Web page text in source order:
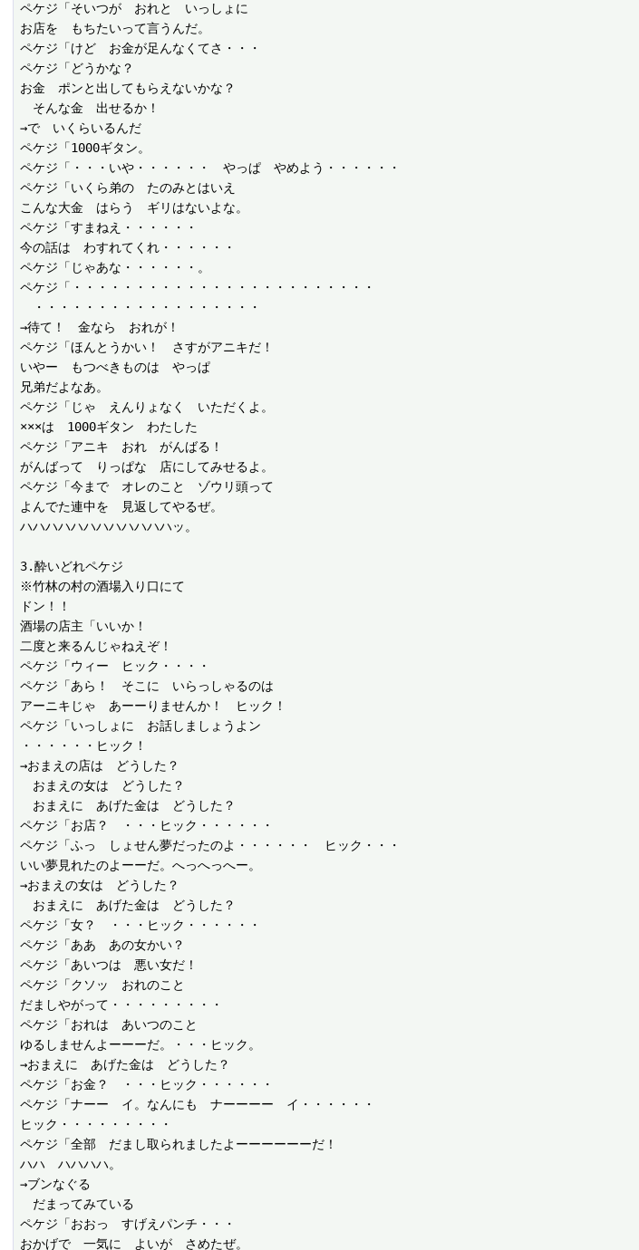
ペケジ「そいつが　おれと　いっしょに
お店を　もちたいって言うんだ。
ペケジ「けど　お金が足んなくてさ・・・
ペケジ「どうかな？
お金　ポンと出してもらえないかな？
そんな金　出せるか！
→で　いくらいるんだ
ペケジ「1000ギタン。
ペケジ「・・・いや・・・・・・　やっぱ　やめよう・・・・・・
ペケジ「いくら弟の　たのみとはいえ
こんな大金　はらう　ギリはないよな。
ペケジ「すまねえ・・・・・・
今の話は　わすれてくれ・・・・・・
ペケジ「じゃあな・・・・・・。
ペケジ「・・・・・・・・・・・・・・・・・・・・・・・・
・・・・・・・・・・・・・・・・・・
→待て！　金なら　おれが！
ペケジ「ほんとうかい！　さすがアニキだ！
いやー　もつべきものは　やっぱ
兄弟だよなあ。
ペケジ「じゃ　えんりょなく　いただくよ。
×××は　1000ギタン　わたした
ペケジ「アニキ　おれ　がんばる！
がんばって　りっぱな　店にしてみせるよ。
ペケジ「今まで　オレのこと　ゾウリ頭って
よんでた連中を　見返してやるぜ。
ハハハハハハハハハハハハッ。
3.酔いどれペケジ
※竹林の村の酒場入り口にて
ドン！！
酒場の店主「いいか！
二度と来るんじゃねえぞ！
ペケジ「ウィー　ヒック・・・・
ペケジ「あら！　そこに　いらっしゃるのは
アーニキじゃ　あーーりませんか！　ヒック！
ペケジ「いっしょに　お話しましょうよン
・・・・・・ヒック！
→おまえの店は　どうした？
おまえの女は　どうした？
おまえに　あげた金は　どうした？
ペケジ「お店？　・・・ヒック・・・・・・
ペケジ「ふっ　しょせん夢だったのよ・・・・・・　ヒック・・・
いい夢見れたのよーーだ。へっへっへー。
→おまえの女は　どうした？
おまえに　あげた金は　どうした？
ペケジ「女？　・・・ヒック・・・・・・
ペケジ「ああ　あの女かい？
ペケジ「あいつは　悪い女だ！
ペケジ「クソッ　おれのこと
だましやがって・・・・・・・・・
ペケジ「おれは　あいつのこと
ゆるしませんよーーーだ。・・・ヒック。
→おまえに　あげた金は　どうした？
ペケジ「お金？　・・・ヒック・・・・・・
ペケジ「ナーー　イ。なんにも　ナーーーー　イ・・・・・・
ヒック・・・・・・・・・
ペケジ「全部　だまし取られましたよーーーーーーだ！
ハハ　ハハハハ。
→ブンなぐる
だまってみている
ペケジ「おおっ　すげえパンチ・・・
おかげで　一気に　よいが　さめたぜ。